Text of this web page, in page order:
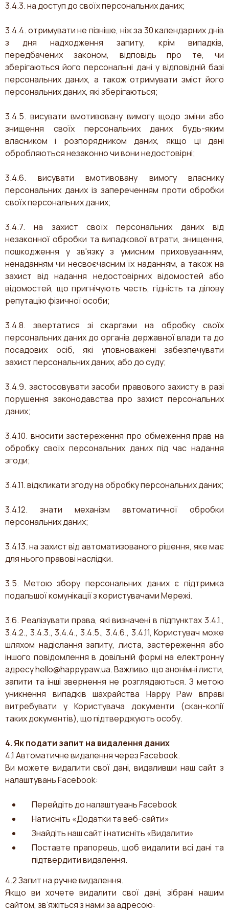
3.4.3. на доступ до своїх персональних даних;
3.4.4. отримувати не пізніше, ніж за 30 календарних днів
з дня надходження запиту, крім випадків,
передбачених законом, відповідь про те, чи
зберігаються його персональні дані у відповідній базі
персональних даних, а також отримувати зміст його
персональних даних, які зберігаються;
3.4.5. висувати вмотивовану вимогу щодо зміни або
знищення своїх персональних даних будь-яким
власником і розпорядником даних, якщо ці дані
обробляються незаконно чи вони недостовірні;
3.4.6. висувати вмотивовану вимогу власнику
персональних даних із запереченням проти обробки
своїх персональних даних;
3.4.7. на захист своїх персональних даних від
незаконної обробки та випадкової втрати, знищення,
пошкодження у зв'язку з умисним приховуванням,
ненаданням чи несвоєчасним їх наданням, а також на
захист від надання недостовірних відомостей або
відомостей, що пригнічують честь, гідність та ділову
репутацію фізичної особи;
3.4.8. звертатися зі скаргами на обробку своїх
персональних даних до органів державної влади та до
посадових осіб, які уповноважені забезпечувати
захист персональних даних, або до суду;
3.4.9. застосовувати засоби правового захисту в разі
порушення законодавства про захист персональних
даних;
3.4.10. вносити застереження про обмеження прав на
обробку своїх персональних даних під час надання
згоди;
3.4.11. відкликати згоду на обробку персональних даних;
3.4.12. знати механізм автоматичної обробки
персональних даних;
3.4.13. на захист від автоматизованого рішення, яке має
для нього правові наслідки.
3.5. Метою збору персональних даних є підтримка
подальшої комунікації з користувачами Мережі.
3.6. Реалізувати права, які визначені в підпунктах 3.4.1.,
3.4.2., 3.4.3., 3.4.4., 3.4.5., 3.4.6., 3.4.11, Користувач може
шляхом надіслання запиту, листа, застереження або
іншого повідомлення в довільній формі на електронну
адресуhello@happypaw.ua. Важливо, що анонімні листи,
запити та інші звернення не розглядаються. З метою
уникнення випадків шахрайства Happy Paw вправі
витребувати у Користувача документи (скан-копії
таких документів), що підтверджують особу.
4. Як подати запит на видалення даних
4.1 Автоматичне видалення через Facebook.
Ви можете видалити свої дані, видаливши наш сайт з
налаштувань Facebook:
Перейдіть до налаштувань Facebook
Натисніть «Додатки та веб-сайти»
Знайдіть наш сайт і натисніть «Видалити»
Поставте прапорець, щоб видалити всі дані та
підтвердити видалення.
4.2 Запит на ручне видалення.
Якщо ви хочете видалити свої дані, зібрані нашим
сайтом, зв’яжіться з нами за адресою:
ЗАБЕРИ